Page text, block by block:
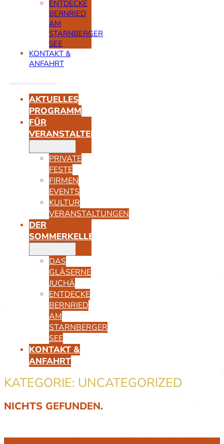
ENTDECKE
BERNRIED
AM
STARNBERGER
SEE
KONTAKT &
ANFAHRT
AKTUELLES
PROGRAMM
FÜR
VERANSTALTER
PRIVATE
FESTE
FIRMEN
EVENTS
KULTUR
VERANSTALTUNGEN
DER
SOMMERKELLER
DAS
GLÄSERNE
JUCHÄ
ENTDECKE
BERNRIED
AM
STARNBERGER
SEE
KONTAKT &
ANFAHRT
KATEGORIE: UNCATEGORIZED
NICHTS GEFUNDEN.